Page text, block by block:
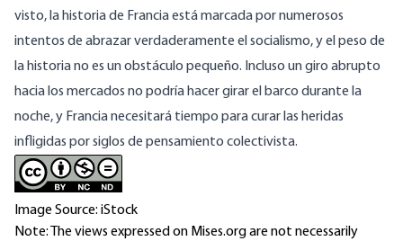
visto, la historia de Francia está marcada por numerosos
intentos de abrazar verdaderamente el socialismo, y el peso de
la historia no es un obstáculo pequeño. Incluso un giro abrupto
hacia los mercados no podría hacer girar el barco durante la
noche, y Francia necesitará tiempo para curar las heridas
infligidas por siglos de pensamiento colectivista.
Image Source: iStock
Note: The views expressed on Mises.org are not necessarily